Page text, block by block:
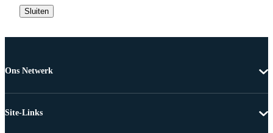
Sluiten
Ons Netwerk
Site-Links